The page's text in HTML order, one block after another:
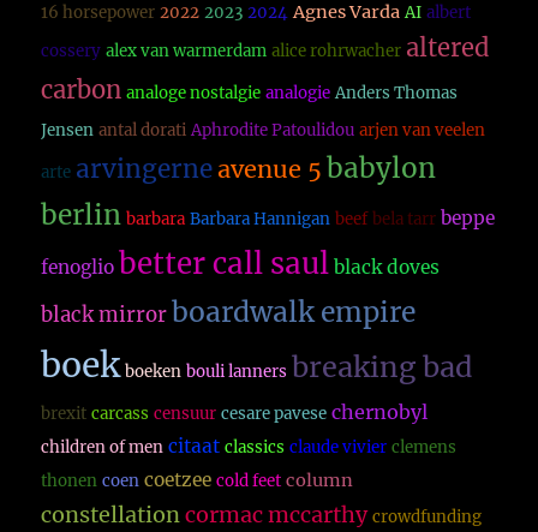
16 horsepower 2022 2023 2024 Agnes Varda AI albert
cossery alex van warmerdam alice rohrwacher altered
carbon analoge nostalgie analogie Anders Thomas
Jensen antal dorati Aphrodite Patoulidou arjen van veelen
arte arvingerne avenue 5 babylon
berlin barbara Barbara Hannigan beef bela tarr beppe
fenoglio better call saul black doves
black mirror boardwalk empire
boek boeken bouli lanners breaking bad
brexit carcass censuur cesare pavese chernobyl
children of men citaat classics claude vivier clemens
thonen coen coetzee cold feet column
constellationcormac mccarthy crowdfunding